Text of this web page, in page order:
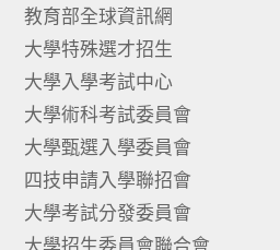
教育部全球資訊網
大學特殊選才招生
大學入學考試中心
大學術科考試委員會
大學甄選入學委員會
四技申請入學聯招會
大學考試分發委員會